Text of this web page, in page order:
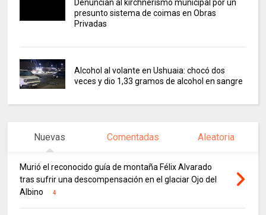
Denuncian al kirchnerismo municipal por un
presunto sistema de coimas en Obras
Privadas
Alcohol al volante en Ushuaia: chocó dos
veces y dio 1,33 gramos de alcohol en sangre
Nuevas Comentadas Aleatoria
Murió el reconocido guía de montaña Félix Alvarado
tras sufrir una descompensación en el glaciar Ojo del
Albino
4